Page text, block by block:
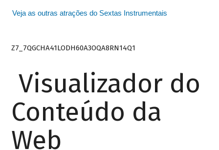
Veja as outras atrações do Sextas Instrumentais
Z7_7QGCHA41LODH60A3OQA8RN14Q1
Visualizador do
Conteúdo da
Web